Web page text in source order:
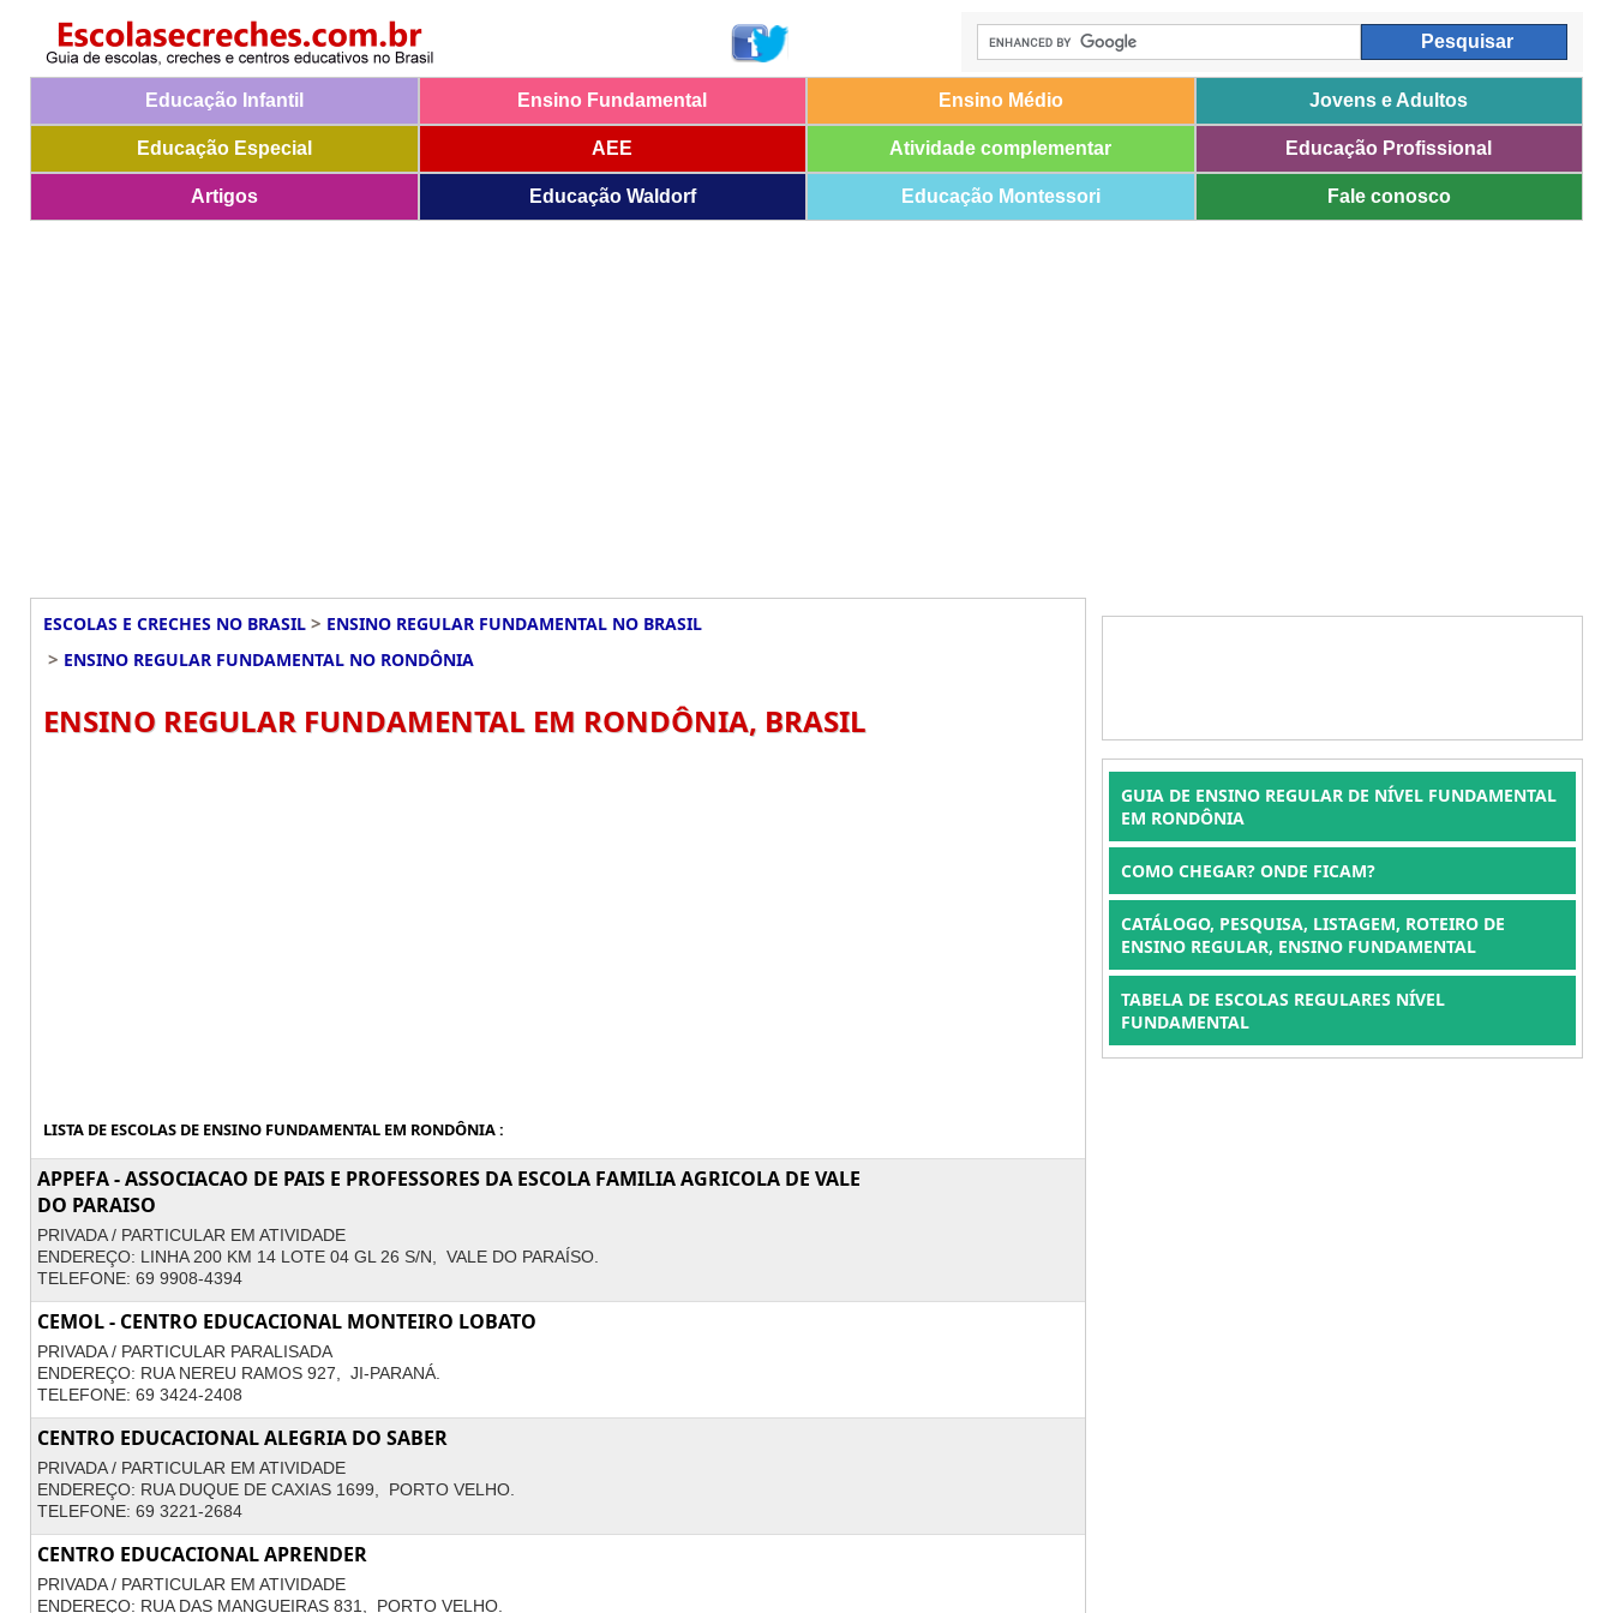
Educação Infantil Ensino Fundamental Ensino Médio Jovens e Adultos
Educação Especial AEE Atividade complementar Educação Profissional
Artigos Educação Waldorf Educação Montessori Fale conosco
ESCOLAS E CRECHES NO BRASIL > ENSINO REGULAR FUNDAMENTAL NO BRASIL
> ENSINO REGULAR FUNDAMENTAL NO RONDÔNIA
ENSINO REGULAR FUNDAMENTAL EM RONDÔNIA, BRASIL
LISTA DE ESCOLAS DE ENSINO FUNDAMENTAL EM RONDÔNIA :
APPEFA - ASSOCIACAO DE PAIS E PROFESSORES DA ESCOLA FAMILIA AGRICOLA DE VALE
DO PARAISO
PRIVADA / PARTICULAR EM ATIVIDADE
ENDEREÇO: LINHA 200 KM 14 LOTE 04 GL 26 S/N, VALE DO PARAÍSO.
TELEFONE: 69 9908-4394
CEMOL - CENTRO EDUCACIONAL MONTEIRO LOBATO
PRIVADA / PARTICULAR PARALISADA
ENDEREÇO: RUA NEREU RAMOS 927, JI-PARANÁ.
TELEFONE: 69 3424-2408
CENTRO EDUCACIONAL ALEGRIA DO SABER
PRIVADA / PARTICULAR EM ATIVIDADE
ENDEREÇO: RUA DUQUE DE CAXIAS 1699, PORTO VELHO.
TELEFONE: 69 3221-2684
CENTRO EDUCACIONAL APRENDER
PRIVADA / PARTICULAR EM ATIVIDADE
ENDEREÇO: RUA DAS MANGUEIRAS 831, PORTO VELHO.
GUIA DE ENSINO REGULAR DE NÍVEL FUNDAMENTAL
EM RONDÔNIA
COMO CHEGAR? ONDE FICAM?
CATÁLOGO, PESQUISA, LISTAGEM, ROTEIRO DE
ENSINO REGULAR, ENSINO FUNDAMENTAL
TABELA DE ESCOLAS REGULARES NÍVEL
FUNDAMENTAL